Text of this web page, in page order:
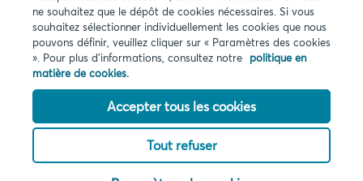
Infos légales
Privacy
Cookies
PSD2
Accessibilité
© 2026 Keytrade bank, succursale belge d'Arkéa Direct Bank SA (France),
filiale du Crédit Mutuel Arkéa
ne souhaitez que le dépôt de cookies nécessaires. Si vous
souhaitez sélectionner individuellement les cookies que nous
pouvons définir, veuillez cliquer sur « Paramètres des cookies
». Pour plus d'informations, consultez notre politique en
matière de cookies.
Accepter tous les cookies
Tout refuser